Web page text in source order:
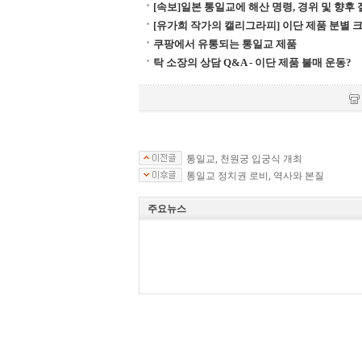
[속보]일본 통일교에 해산 명령, 경위 및 향후
[유가희 작가의 캘리그라피] 이단 제품 분별
쿠팡에서 유통되는 통일교 제품
탁 소장의 상담 Q&A - 이단 제품 불매 운동?
통일교, 천원궁 입궁식 개최
통일교 정치권 로비, 역사와 본질
주요뉴스